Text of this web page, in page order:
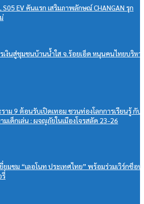
S05 EV คันแรก เสริมภาพลักษณ์ CHANGAN รุก
เงินสู่ชุมชนบ้านน้ำใส จ.ร้อยเอ็ด หนุนคนไทยบริหา
าม 9 ต้อนรับเปิดเทอม ชวนท่องโลกการเรียนรู้ กับ
เด็กเล่น : ผจญภัยในเมืองโจรสลัด 23-26
ยมชม “เลอโนท ประเทศไทย” พร้อมร่วมเวิร์กช็อป
รี่